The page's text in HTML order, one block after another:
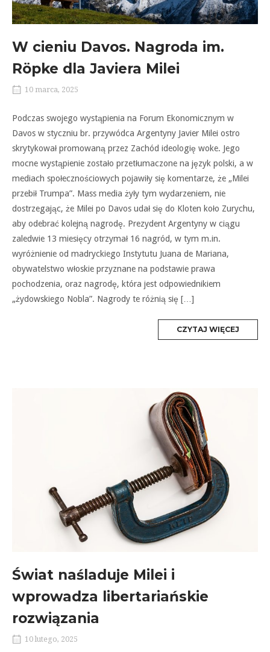
W cieniu Davos. Nagroda im.
Röpke dla Javiera Milei
10 marca, 2025
Podczas swojego wystąpienia na Forum Ekonomicznym w
Davos w styczniu br. przywódca Argentyny Javier Milei ostro
skrytykował promowaną przez Zachód ideologię woke. Jego
mocne wystąpienie zostało przetłumaczone na język polski, a w
mediach społecznościowych pojawiły się komentarze, że „Milei
przebił Trumpa”. Mass media żyły tym wydarzeniem, nie
dostrzegając, że Milei po Davos udał się do Kloten koło Zurychu,
aby odebrać kolejną nagrodę. Prezydent Argentyny w ciągu
zaledwie 13 miesięcy otrzymał 16 nagród, w tym m.in.
wyróżnienie od madryckiego Instytutu Juana de Mariana,
obywatelstwo włoskie przyznane na podstawie prawa
pochodzenia, oraz nagrodę, która jest odpowiednikiem
„żydowskiego Nobla”. Nagrody te różnią się […]
CZYTAJ WIĘCEJ
Świat naśladuje Milei i
wprowadza libertariańskie
rozwiązania
10 lutego, 2025